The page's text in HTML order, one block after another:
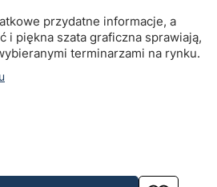
przydatne informacje, a
i piękna szata graficzna sprawiają,
terminarzami na rynku.